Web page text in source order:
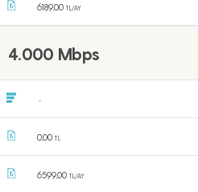
6189,00 TL/AY
4.000 Mbps
-
0,00 TL
6599,00 TL/AY